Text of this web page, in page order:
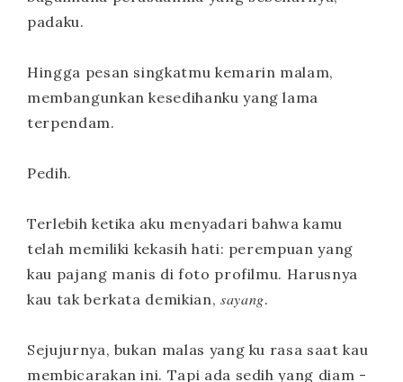
padaku.
Hingga pesan singkatmu kemarin malam,
membangunkan kesedihanku yang lama
terpendam.
Pedih.
Terlebih ketika aku menyadari bahwa kamu
telah memiliki kekasih hati: perempuan yang
kau pajang manis di foto profilmu. Harusnya
kau tak berkata demikian, sayang.
Sejujurnya, bukan malas yang ku rasa saat kau
membicarakan ini. Tapi ada sedih yang diam -